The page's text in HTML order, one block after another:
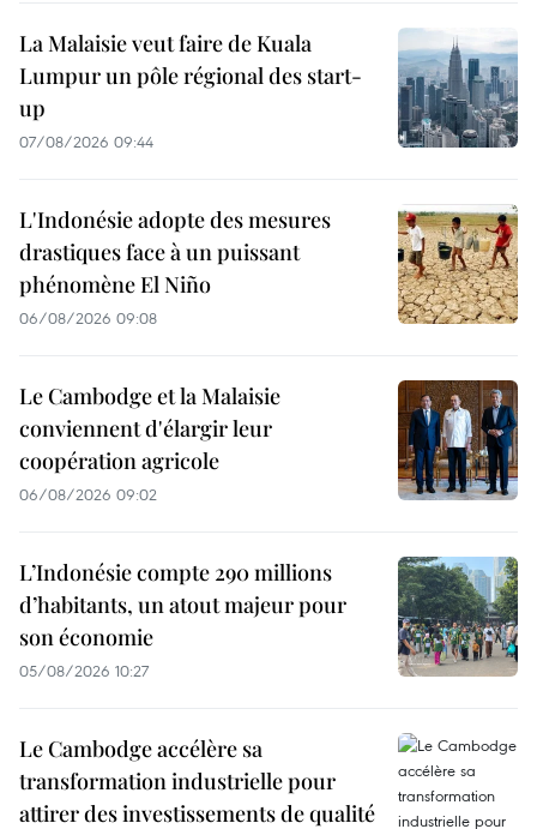
La Malaisie veut faire de Kuala
Lumpur un pôle régional des start-
up
07/08/2026 09:44
L'Indonésie adopte des mesures
drastiques face à un puissant
phénomène El Niño
06/08/2026 09:08
Le Cambodge et la Malaisie
conviennent d'élargir leur
coopération agricole
06/08/2026 09:02
L’Indonésie compte 290 millions
d’habitants, un atout majeur pour
son économie
05/08/2026 10:27
Le Cambodge accélère sa
transformation industrielle pour
attirer des investissements de qualité